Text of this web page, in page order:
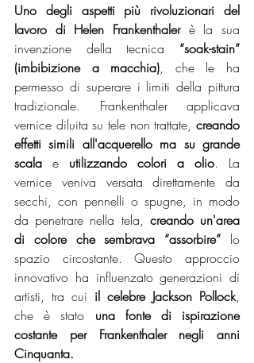
Uno degli aspetti più rivoluzionari del
lavoro di Helen Frankenthaler è la sua
invenzione della tecnica “soak-stain”
(imbibizione a macchia), che le ha
permesso di superare i limiti della pittura
tradizionale. Frankenthaler applicava
vernice diluita su tele non trattate, creando
effetti simili all'acquerello ma su grande
scala e utilizzando colori a olio. La
vernice veniva versata direttamente da
secchi, con pennelli o spugne, in modo
da penetrare nella tela, creando un'area
di colore che sembrava “assorbire” lo
spazio circostante. Questo approccio
innovativo ha influenzato generazioni di
artisti, tra cui il celebre Jackson Pollock,
che è stato una fonte di ispirazione
costante per Frankenthaler negli anni
Cinquanta.